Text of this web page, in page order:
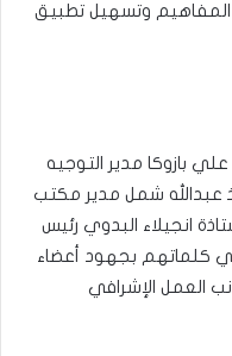
المفاهيم وتسهيل تطبيق
بازوكا مدير التوجيه
عبدالله شمل مدير مكتب
انجيلاء البدوي رئيس
كلماتهم بجهود أعضاء
العمل الإشرافي